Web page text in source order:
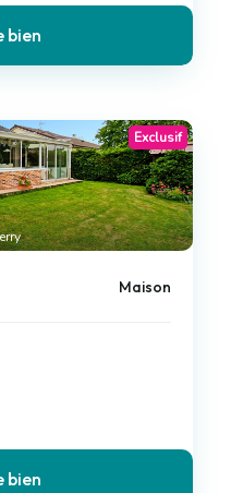
bien
Exclusif
Maison
bien